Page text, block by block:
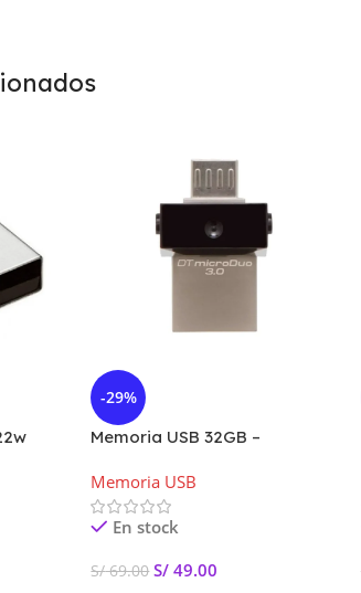
-29%
Memoria USB 32GB –
Memoria USB
En stock
S/69.00 S/ 49.00